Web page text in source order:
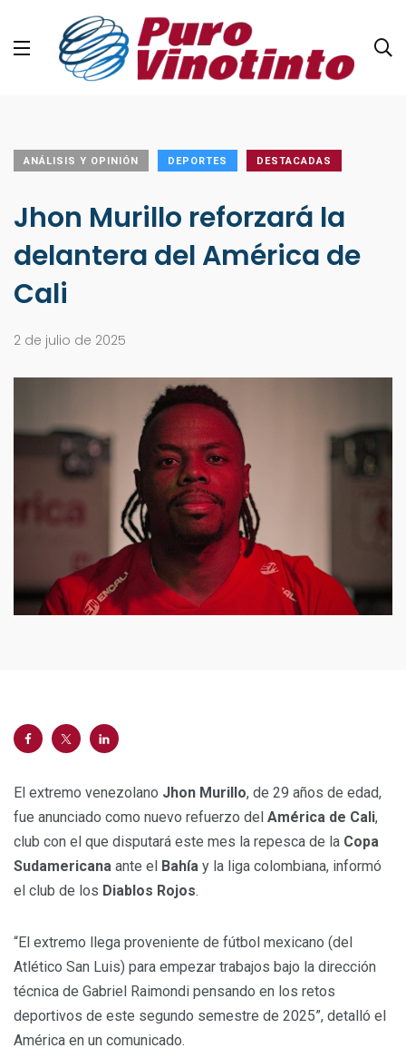
ANÁLISIS Y OPINIÓN DEPORTES DESTACADAS
Jhon Murillo reforzará la
delantera del América de
Cali
2 de julio de 2025
El extremo venezolano Jhon Murillo, de 29 años de edad,
fue anunciado como nuevo refuerzo del América de Cali,
club con el que disputará este mes la repesca de la Copa
Sudamericana ante el Bahía y la liga colombiana, informó
el club de los Diablos Rojos.
“El extremo llega proveniente de fútbol mexicano (del
Atlético San Luis) para empezar trabajos bajo la dirección
técnica de Gabriel Raimondi pensando en los retos
deportivos de este segundo semestre de 2025”, detalló el
América en un comunicado.